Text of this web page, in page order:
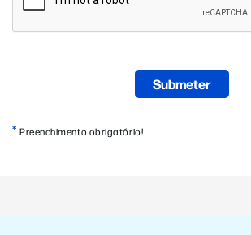
*Preenchimento obrigatório!